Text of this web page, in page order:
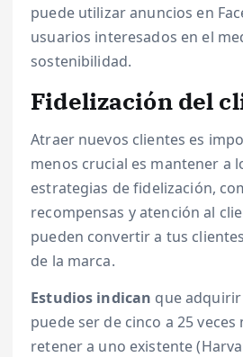
puede utilizar anuncios en
usuarios interesados en el
sostenibilidad.
Fidelización del
Atraer nuevos clientes es
menos crucial es mantener a
estrategias de fidelización,
recompensas y atención al
pueden convertir a tus
de la marca.
Estudios indican que
puede ser de cinco a 25
retener a uno existente